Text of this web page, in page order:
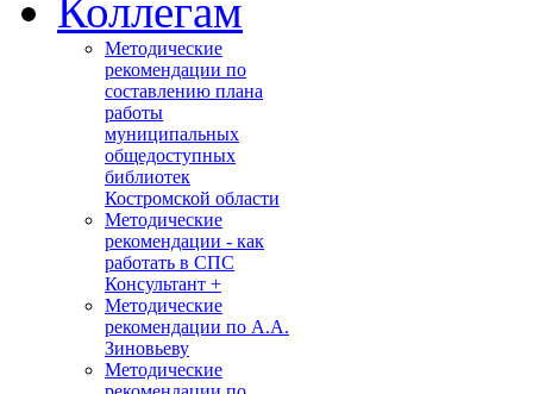
Коллегам
Методические
рекомендации по
составлению плана
работы
муниципальных
общедоступных
библиотек
Костромской области
Методические
рекомендации - как
работать в СПС
Консультант +
Методические
рекомендации по А.А.
Зиновьеву
Методические